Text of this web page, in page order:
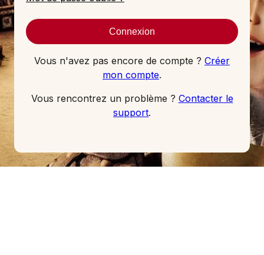
Vous n'avez pas encore de compte ? Créer
mon compte.
Vous rencontrez un problème ? Contacter le
support.